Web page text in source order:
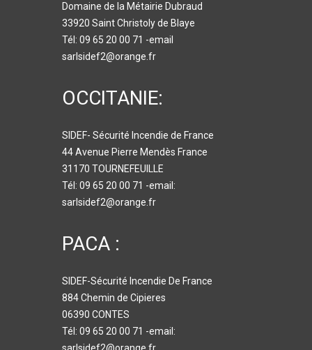
Domaine de la Métairie Dubraud
33920 Saint Christoly de Blaye
Tél: 09 65 20 00 71 -email
sarlsidef2@orange.fr
OCCITANIE:
SIDEF- Sécurité Incendie de France
44 Avenue Pierre Mendès France
31170 TOURNEFEUILLE
Tél: 09 65 20 00 71 -email:
sarlsidef2@orange.fr
PACA :
SIDEF-Sécurité Incendie De France
884 Chemin de Cipieres
06390 CONTES
Tél: 09 65 20 00 71 -email: